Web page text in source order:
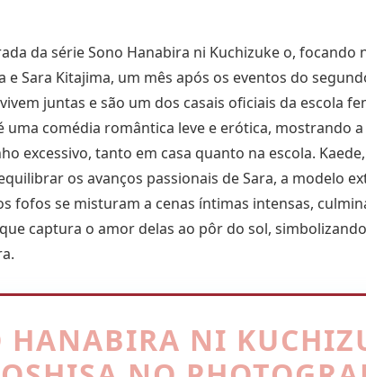
da série Sono Hanabira ni Kuchizuke o, focando
e Sara Kitajima, um mês após os eventos do
juntas e são um dos casais oficiais da escola
uma comédia romântica leve e erótica, mostrando
excessivo, tanto em casa quanto na escola.
os avanços passionais de Sara, a modelo
fofos se misturam a cenas íntimas intensas,
captura o amor delas ao pôr do sol,
HANABIRA NI